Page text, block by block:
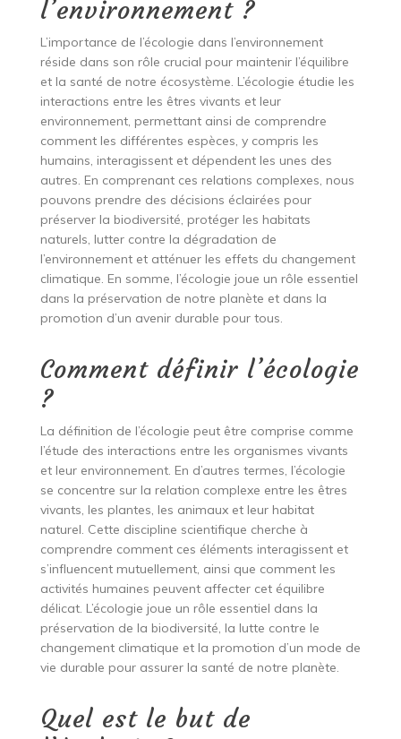
l’environnement ?
L’importance de l’écologie dans l’environnement
réside dans son rôle crucial pour maintenir l’équilibre
et la santé de notre écosystème. L’écologie étudie les
interactions entre les êtres vivants et leur
environnement, permettant ainsi de comprendre
comment les différentes espèces, y compris les
humains, interagissent et dépendent les unes des
autres. En comprenant ces relations complexes, nous
pouvons prendre des décisions éclairées pour
préserver la biodiversité, protéger les habitats
naturels, lutter contre la dégradation de
l’environnement et atténuer les effets du changement
climatique. En somme, l’écologie joue un rôle essentiel
dans la préservation de notre planète et dans la
promotion d’un avenir durable pour tous.
Comment définir l’écologie
?
La définition de l’écologie peut être comprise comme
l’étude des interactions entre les organismes vivants
et leur environnement. En d’autres termes, l’écologie
se concentre sur la relation complexe entre les êtres
vivants, les plantes, les animaux et leur habitat
naturel. Cette discipline scientifique cherche à
comprendre comment ces éléments interagissent et
s’influencent mutuellement, ainsi que comment les
activités humaines peuvent affecter cet équilibre
délicat. L’écologie joue un rôle essentiel dans la
préservation de la biodiversité, la lutte contre le
changement climatique et la promotion d’un mode de
vie durable pour assurer la santé de notre planète.
Quel est le but de